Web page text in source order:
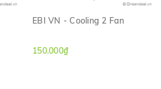
EBI VN - Cooling 2 Fan
150.000₫